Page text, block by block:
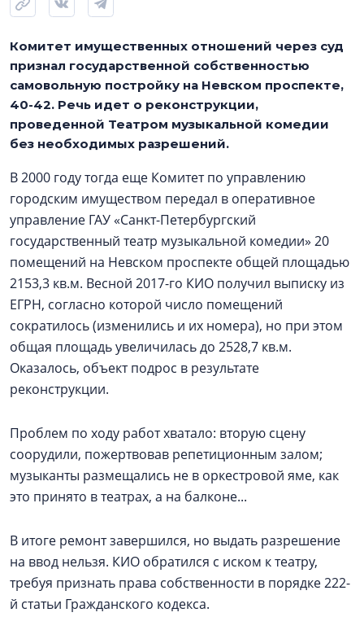
Комитет имущественных отношений через суд
признал государственной собственностью
самовольную постройку на Невском проспекте,
40-42. Речь идет о реконструкции,
проведенной Театром музыкальной комедии
без необходимых разрешений.
В 2000 году тогда еще Комитет по управлению
городским имуществом передал в оперативное
управление ГАУ «Санкт-Петербургский
государственный театр музыкальной комедии» 20
помещений на Невском проспекте общей площадью
2153,3 кв.м. Весной 2017-го КИО получил выписку из
ЕГРН, согласно которой число помещений
сократилось (изменились и их номера), но при этом
общая площадь увеличилась до 2528,7 кв.м.
Оказалось, объект подрос в результате
реконструкции.
Проблем по ходу работ хватало: вторую сцену
соорудили, пожертвовав репетиционным залом;
музыканты размещались не в оркестровой яме, как
это принято в театрах, а на балконе...
В итоге ремонт завершился, но выдать разрешение
на ввод нельзя. КИО обратился с иском к театру,
требуя признать права собственности в порядке 222-
й статьи Гражданского кодекса.